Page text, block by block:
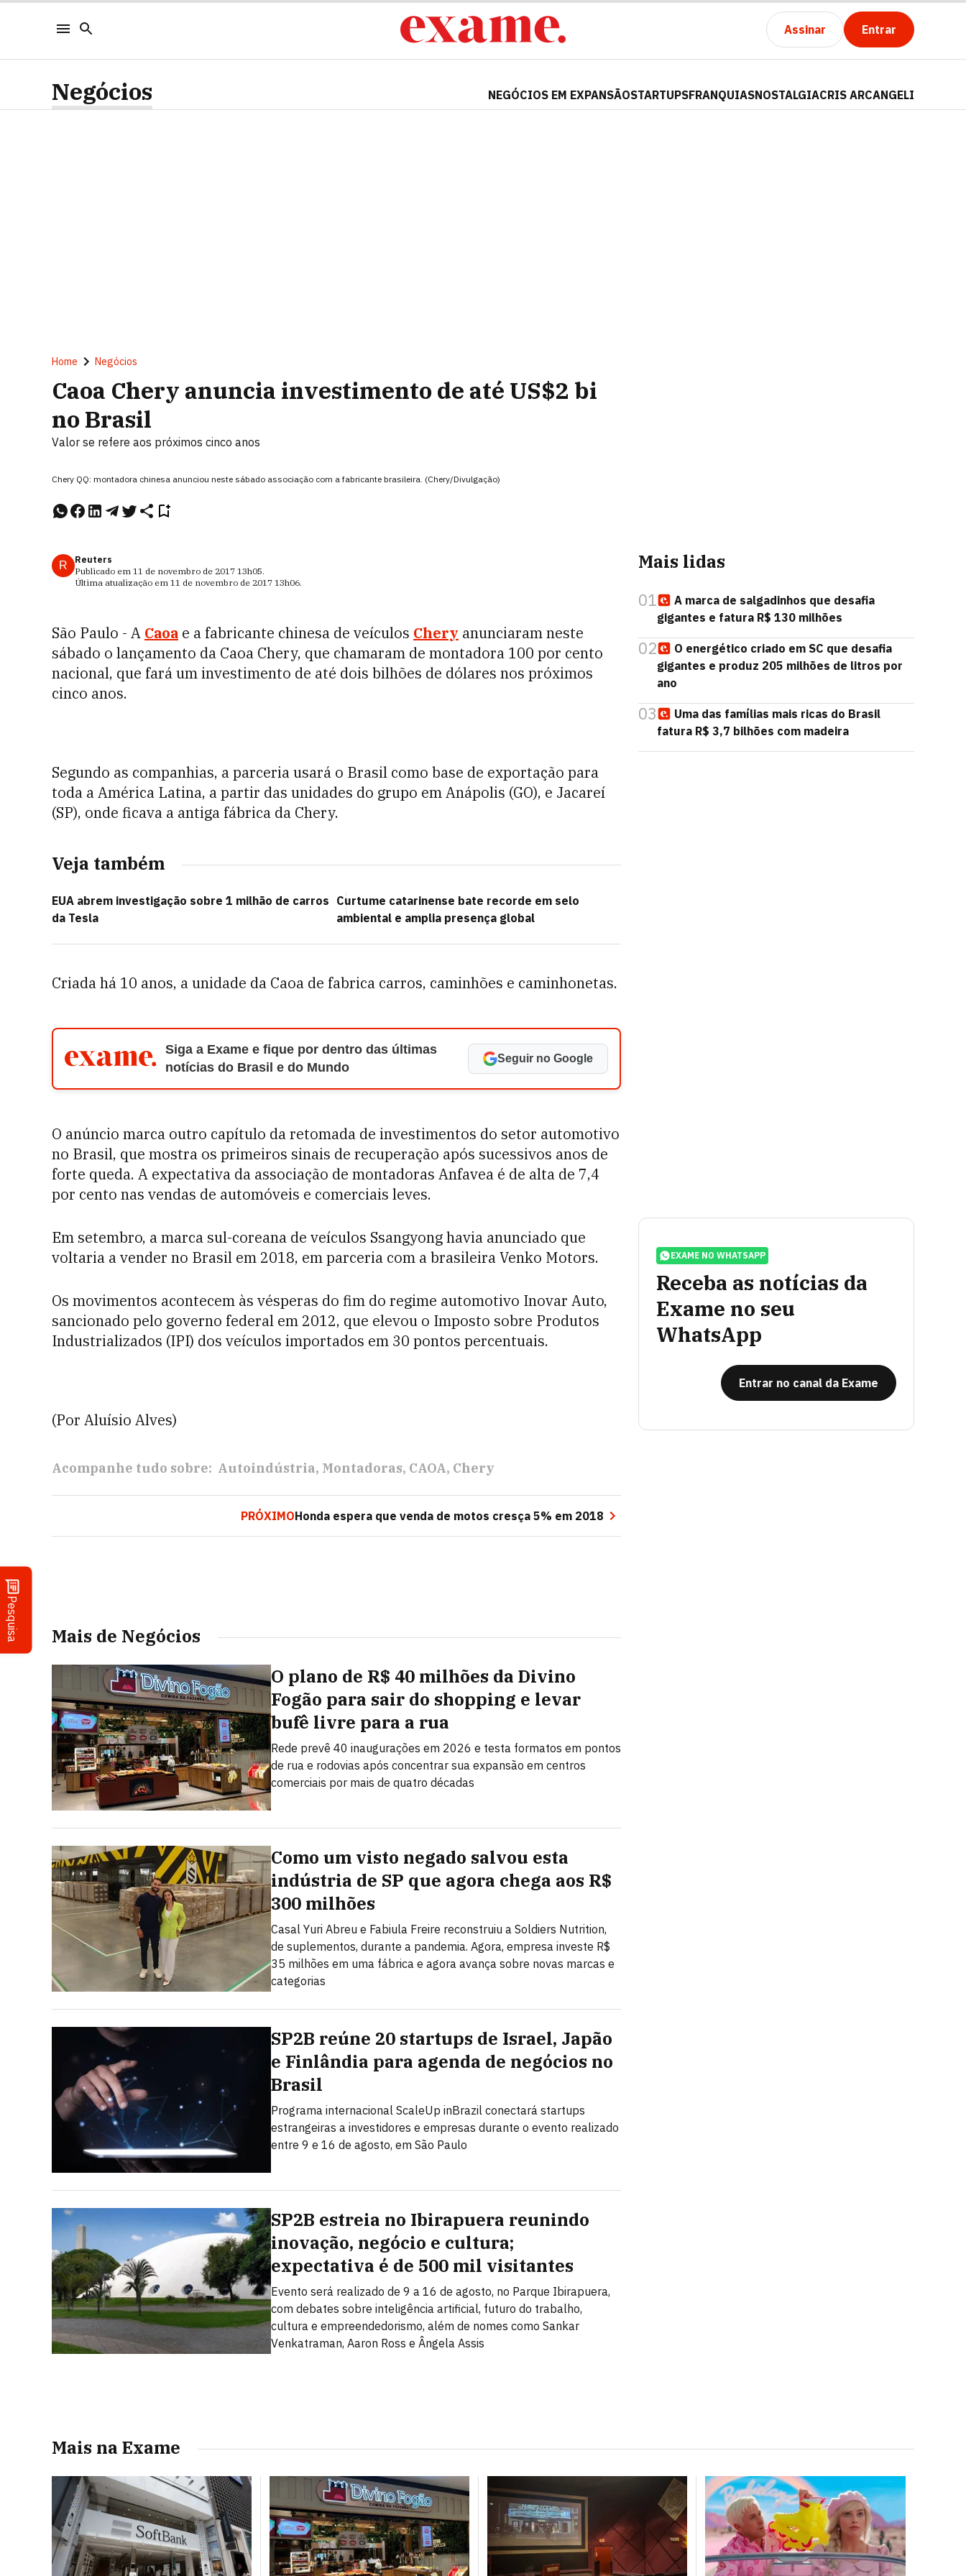
Assinar Entrar
Pesquisa
Negócios NEGÓCIOS EM EXPANSÃOSTARTUPSFRANQUIASNOSTALGIACRIS ARCANGELI
Home Negócios
Caoa Chery anuncia investimento de até US$2 bi
no Brasil
Valor se refere aos próximos cinco anos
Chery QQ: montadora chinesa anunciou neste sábado associação com a fabricante brasileira. (Chery/Divulgação)
R
Reuters
Publicado em 11 de novembro de 2017 13h05.
Última atualização em 11 de novembro de 2017 13h06.
São Paulo - A Caoa e a fabricante chinesa de veículos Chery anunciaram neste
sábado o lançamento da Caoa Chery, que chamaram de montadora 100 por cento
nacional, que fará um investimento de até dois bilhões de dólares nos próximos
cinco anos.
Segundo as companhias, a parceria usará o Brasil como base de exportação para
toda a América Latina, a partir das unidades do grupo em Anápolis (GO), e Jacareí
(SP), onde ficava a antiga fábrica da Chery.
Veja também
EUA abrem investigação sobre 1 milhão de carros
da Tesla
Curtume catarinense bate recorde em selo
ambiental e amplia presença global
Criada há 10 anos, a unidade da Caoa de fabrica carros, caminhões e caminhonetas.
Siga a Exame e fique por dentro das últimas
notícias do Brasil e do Mundo
Seguir no Google
O anúncio marca outro capítulo da retomada de investimentos do setor automotivo
no Brasil, que mostra os primeiros sinais de recuperação após sucessivos anos de
forte queda. A expectativa da associação de montadoras Anfavea é de alta de 7,4
por cento nas vendas de automóveis e comerciais leves.
Em setembro, a marca sul-coreana de veículos Ssangyong havia anunciado que
voltaria a vender no Brasil em 2018, em parceria com a brasileira Venko Motors.
Os movimentos acontecem às vésperas do fim do regime automotivo Inovar Auto,
sancionado pelo governo federal em 2012, que elevou o Imposto sobre Produtos
Industrializados (IPI) dos veículos importados em 30 pontos percentuais.
(Por Aluísio Alves)
Acompanhe tudo sobre: Autoindústria Montadoras CAOA Chery
PRÓXIMOHonda espera que venda de motos cresça 5% em 2018
Mais de Negócios
O plano de R$ 40 milhões da Divino
Fogão para sair do shopping e levar
bufê livre para a rua
Rede prevê 40 inaugurações em 2026 e testa formatos em pontos
de rua e rodovias após concentrar sua expansão em centros
comerciais por mais de quatro décadas
Como um visto negado salvou esta
indústria de SP que agora chega aos R$
300 milhões
Casal Yuri Abreu e Fabiula Freire reconstruiu a Soldiers Nutrition,
de suplementos, durante a pandemia. Agora, empresa investe R$
35 milhões em uma fábrica e agora avança sobre novas marcas e
categorias
SP2B reúne 20 startups de Israel, Japão
e Finlândia para agenda de negócios no
Brasil
Programa internacional ScaleUp inBrazil conectará startups
estrangeiras a investidores e empresas durante o evento realizado
entre 9 e 16 de agosto, em São Paulo
SP2B estreia no Ibirapuera reunindo
inovação, negócio e cultura;
expectativa é de 500 mil visitantes
Evento será realizado de 9 a 16 de agosto, no Parque Ibirapuera,
com debates sobre inteligência artificial, futuro do trabalho,
cultura e empreendedorismo, além de nomes como Sankar
Venkatraman, Aaron Ross e Ângela Assis
Mais lidas
01
A marca de salgadinhos que desafia
gigantes e fatura R$ 130 milhões
02
O energético criado em SC que desafia
gigantes e produz 205 milhões de litros por
ano
03
Uma das famílias mais ricas do Brasil
fatura R$ 3,7 bilhões com madeira
EXAME NO WHATSAPP
Receba as notícias da
Exame no seu
WhatsApp
Entrar no canal da Exame
Mais na Exame